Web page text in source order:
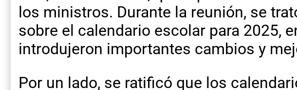
los ministros. Durante la reunión, se
sobre el calendario escolar para 2025,
introdujeron importantes cambios y
Por un lado, se ratificó que los